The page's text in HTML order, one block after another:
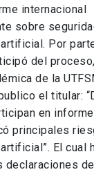
internacional
sobre
Por
del proceso,
de la
el titular:
en informe
principales
El cual
declaraciones del